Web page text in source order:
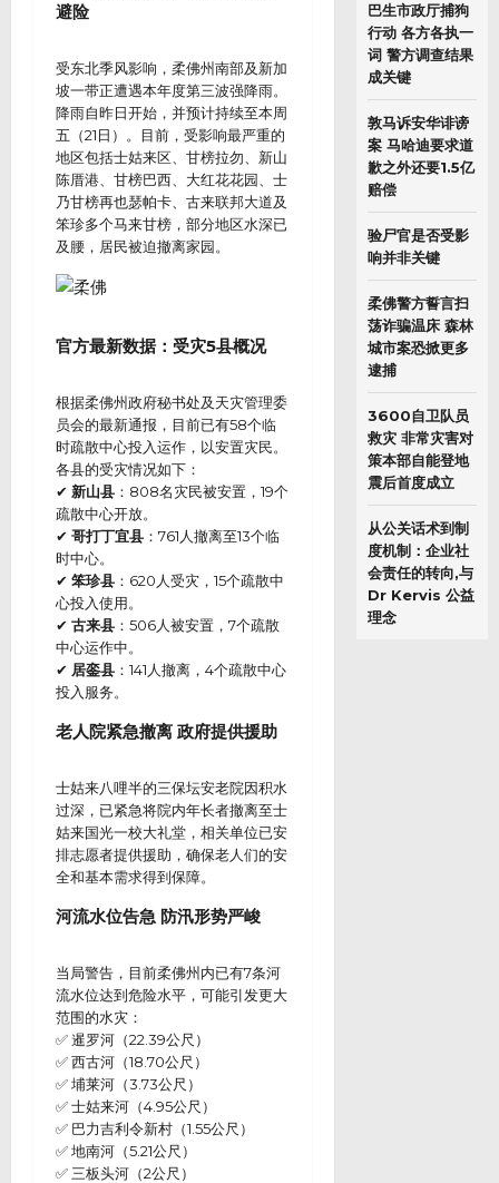
避险
受东北季风影响，柔佛州南部及新加
坡一带正遭遇本年度第三波强降雨。
降雨自昨日开始，并预计持续至本周
五（21日）。目前，受影响最严重的
地区包括士姑来区、甘榜拉勿、新山
陈厝港、甘榜巴西、大红花花园、士
乃甘榜再也瑟帕卡、古来联邦大道及
笨珍多个马来甘榜，部分地区水深已
及腰，居民被迫撤离家园。
官方最新数据：受灾5县概况
根据柔佛州政府秘书处及天灾管理委
员会的最新通报，目前已有58个临
时疏散中心投入运作，以安置灾民。
各县的受灾情况如下：
✔ 新山县 ：808名灾民被安置，19个
疏散中心开放。
✔ 哥打丁宜县 ：761人撤离至13个临
时中心。
✔ 笨珍县 ：620人受灾，15个疏散中
心投入使用。
✔ 古来县 ：506人被安置，7个疏散
中心运作中。
✔ 居銮县 ：141人撤离，4个疏散中心
投入服务。
老人院紧急撤离 政府提供援助
士姑来八哩半的三保坛安老院因积水
过深，已紧急将院内年长者撤离至士
姑来国光一校大礼堂，相关单位已安
排志愿者提供援助，确保老人们的安
全和基本需求得到保障。
河流水位告急 防汛形势严峻
当局警告，目前柔佛州内已有7条河
流水位达到危险水平，可能引发更大
范围的水灾：
✅ 暹罗河（22.39公尺）
✅ 西古河（18.70公尺）
✅ 埔莱河（3.73公尺）
✅ 士姑来河（4.95公尺）
✅ 巴力吉利令新村（1.55公尺）
✅ 地南河（5.21公尺）
✅ 三板头河（2公尺）
巴生市政厅捕狗
行动 各方各执一
词 警方调查结果
成关键
敦马诉安华诽谤
案 马哈迪要求道
歉之外还要1.5亿
赔偿
验尸官是否受影
响并非关键
柔佛警方誓言扫
荡诈骗温床 森林
城市案恐掀更多
逮捕
3600自卫队员
救灾 非常灾害对
策本部自能登地
震后首度成立
从公关话术到制
度机制：企业社
会责任的转向,与
Dr Kervis 公益
理念